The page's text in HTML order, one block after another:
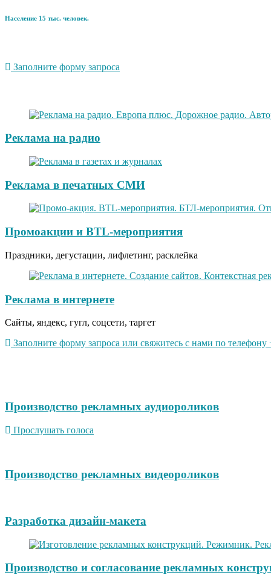
Население 15 тыс. человек.
Заполните форму запроса
Реклама на радио
Реклама в печатных СМИ
Промоакции и BTL-мероприятия
Праздники, дегустации, лифлетинг, расклейка
Реклама в интернете
Сайты, яндекс, гугл, соцсети, таргет
Заполните форму запроса или свяжитесь с нами по
Производство рекламных аудиороликов
Прослушать голоса
Производство рекламных видеороликов
Разработка дизайн-макета
Производство и согласование рекламных